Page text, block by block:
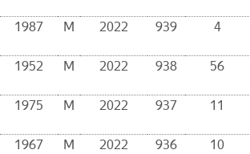
1987 М 2022 939 4
1952 М 2022 938 56
1975 М 2022 937 11
1967 М 2022 936 10